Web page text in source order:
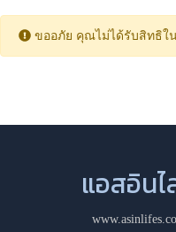
ขออภัย คุณไม่ได้รับสิทธิใ
แอสอิน